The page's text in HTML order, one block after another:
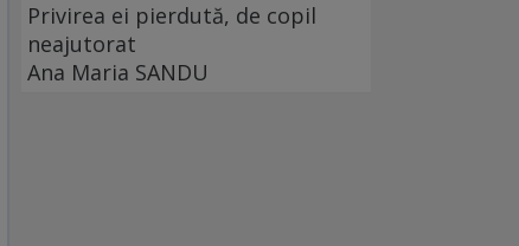
Privirea ei pierdută, de copil
neajutorat
Ana Maria SANDU